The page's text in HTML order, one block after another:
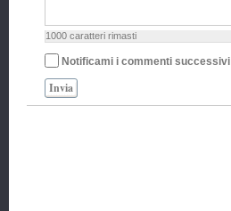
1000 caratteri rimasti
Notificami i commenti successivi
Invia